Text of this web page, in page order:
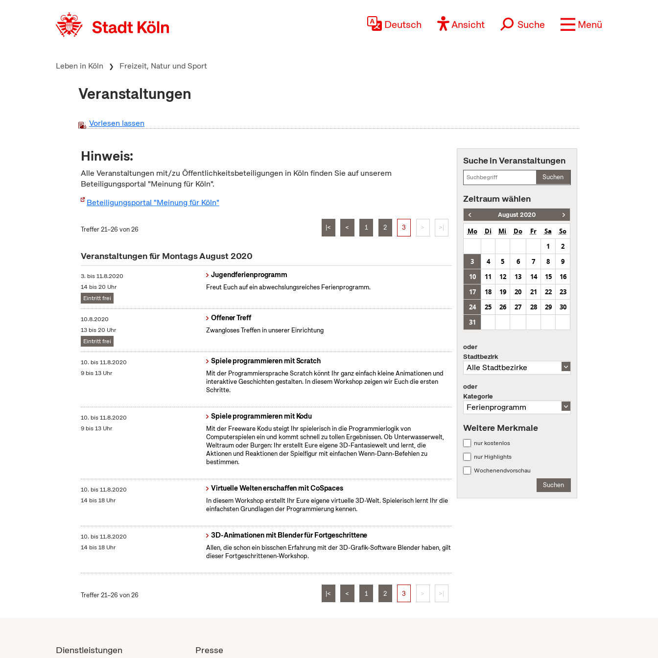
Deutsch Ansicht Suche Menü
Leben in Köln Freizeit, Natur und Sport
Veranstaltungen
Vorlesen lassen
Hinweis:
Alle Veranstaltungen mit/zu Öffentlichkeitsbeteiligungen in Köln finden Sie auf unserem
Beteiligungsportal "Meinung für Köln".
Beteiligungsportal "Meinung für Köln"
Treffer 21–26 von 26 |< < 1 2 3 > >|
Veranstaltungen für Montags August 2020
3. bis11.8.2020
14 bis 20 Uhr
Eintritt frei
Jugendferienprogramm
Freut Euch auf ein abwechslungsreiches Ferienprogramm.
10.8.2020
13 bis 20 Uhr
Eintritt frei
Offener Treff
Zwangloses Treffen in unserer Einrichtung
10. bis11.8.2020
9 bis 13 Uhr
Spiele programmieren mit Scratch
Mit der Programmiersprache Scratch könnt Ihr ganz einfach kleine Animationen und
interaktive Geschichten gestalten. In diesem Workshop zeigen wir Euch die ersten
Schritte.
10. bis11.8.2020
9 bis 13 Uhr
Spiele programmieren mit Kodu
Mit der Freeware Kodu steigt Ihr spielerisch in die Programmierlogik von
Computerspielen ein und kommt schnell zu tollen Ergebnissen. Ob Unterwasserwelt,
Weltraum oder Burgen: Ihr erstellt Eure eigene 3D-Fantasiewelt und lernt, die
Aktionen und Reaktionen der Spielfigur mit einfachen Wenn-Dann-Befehlen zu
bestimmen.
10. bis11.8.2020
14 bis 18 Uhr
Virtuelle Welten erschaffen mit CoSpaces
In diesem Workshop erstellt Ihr Eure eigene virtuelle 3D-Welt. Spielerisch lernt Ihr die
einfachsten Grundlagen der Programmierung kennen.
10. bis11.8.2020
14 bis 18 Uhr
3D-Animationen mit Blender für Fortgeschrittene
Allen, die schon ein bisschen Erfahrung mit der 3D-Grafik-Software Blender haben, gilt
dieser Fortgeschrittenen-Workshop.
Treffer 21–26 von 26 |< < 1 2 3 > >|
Suche in Veranstaltungen
Suchen
Zeitraum wählen
August 2020
Mo Di Mi Do Fr Sa
So
1
2
3
4 5 6 7 8
9
10
11 12 13 14 15
16
17
18 19 20 21 22
23
24
25 26 27 28 29
30
31
oder
Stadtbezirk
oder
Kategorie
Weitere Merkmale
nur kostenlos
nur Highlights
Wochenendvorschau
Suchen
Dienstleistungen Presse